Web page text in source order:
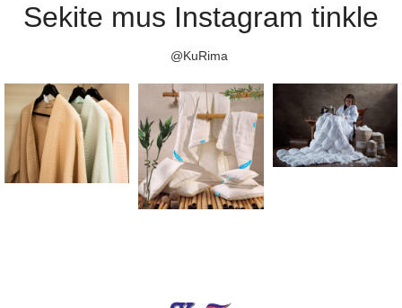
Sekite mus Instagram tinkle
@KuRima